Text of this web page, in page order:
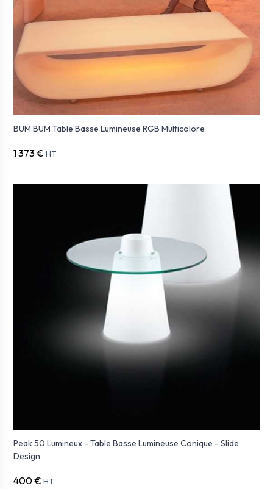
BUM BUM Table Basse Lumineuse RGB Multicolore
1 373 € HT
Peak 50 Lumineux - Table Basse Lumineuse Conique - Slide
Design
400 € HT